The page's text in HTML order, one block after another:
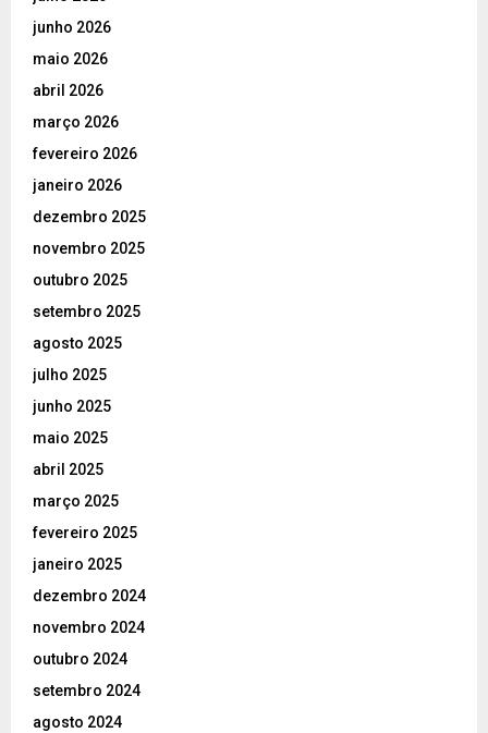
junho 2026
maio 2026
abril 2026
março 2026
fevereiro 2026
janeiro 2026
dezembro 2025
novembro 2025
outubro 2025
setembro 2025
agosto 2025
julho 2025
junho 2025
maio 2025
abril 2025
março 2025
fevereiro 2025
janeiro 2025
dezembro 2024
novembro 2024
outubro 2024
setembro 2024
agosto 2024